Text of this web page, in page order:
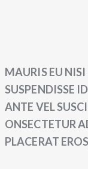
MAURIS EU
SUSPENDISSE
ANTE VEL
ONSECTETUR
PLACERAT